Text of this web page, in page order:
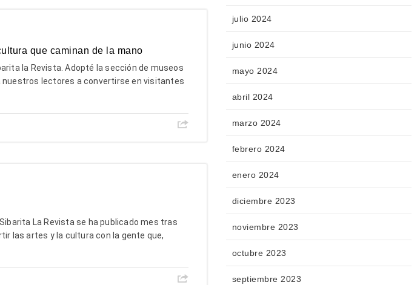
que caminan de la mano
la Revista. Adopté la sección de museos
nuestros lectores a convertirse en visitantes
La Revista se ha publicado mes tras
las artes y la cultura con la gente que,
julio 2024
junio 2024
mayo 2024
abril 2024
marzo 2024
febrero 2024
enero 2024
diciembre 2023
noviembre 2023
octubre 2023
septiembre 2023